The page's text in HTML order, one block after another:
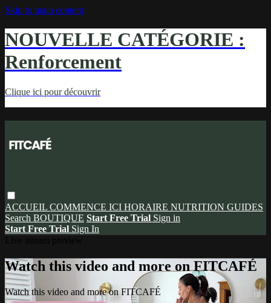
Skip to main content
NOUVELLE CATÉGORIE :
Renforcement
Clique ici pour découvrir
ACCUEIL COMMENCE ICI HORAIRE NUTRITION GUIDES
Search BOUTIQUE Start Free Trial Sign in
Start Free Trial Sign In
Watch this video and more on FITCAFÉ
Watch this video and more on FITCAFÉ